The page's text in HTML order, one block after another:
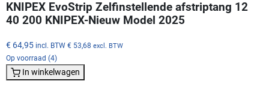
KNIPEX EvoStrip Zelfinstellende afstriptang 12
40 200 KNIPEX-Nieuw Model 2025
€ 64,95 incl. BTW € 53,68 excl. BTW
Op voorraad (4)
In winkelwagen